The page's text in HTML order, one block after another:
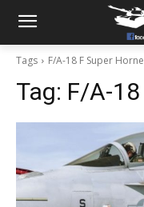
Tags F/A-18 F Super
Tag: F/A-